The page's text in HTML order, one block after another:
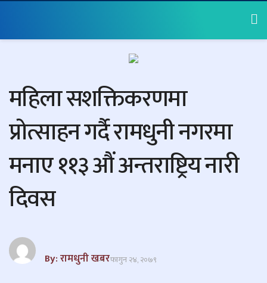
महिला सशक्तिकरणमा
प्रोत्साहन गर्दै रामधुनी नगरमा
मनाए ११३ औं अन्तराष्ट्रिय नारी
दिवस
By: रामधुनी खबरफागुन २४, २०७९